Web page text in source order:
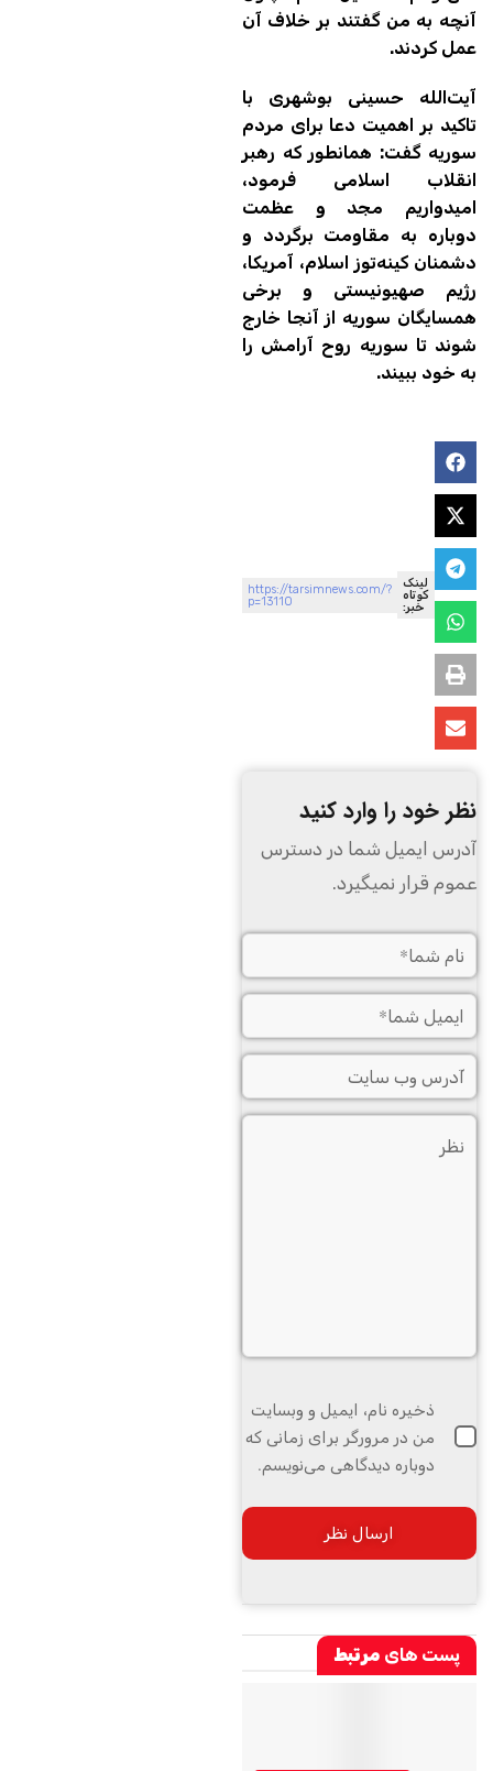
آنچه به من گفتند بر خلاف آن
عمل کردند.
آیت‌الله حسینی بوشهری با
تاکید بر اهمیت دعا برای مردم
سوریه گفت: همانطور که رهبر
انقلاب اسلامی فرمود،
امیدواریم مجد و عظمت
دوباره به مقاومت برگردد و
‌دشمنان کینه‌توز اسلام، آمریکا،
رژیم صهیونیستی و برخی
همسایگان سوریه از آنجا خارج
شوند تا سوریه روح آرامش را
به خود ببیند.
لینک
کوتاه
خبر:
https://tarsimnews.com/?
p=13110
نظر خود را وارد کنید
آدرس ایمیل شما در دسترس
عموم قرار نمیگیرد.
ذخیره نام، ایمیل و وبسایت
من در مرورگر برای زمانی که
دوباره دیدگاهی می‌نویسم.
پست های مرتبط